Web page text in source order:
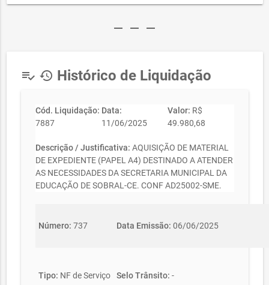
remove remove remove
playlist_add_check history Histórico de Liquidação
Cód. Liquidação:
7887
Data:
11/06/2025
Valor: R$
49.980,68
Descrição / Justificativa: AQUISIÇÃO DE MATERIAL
DE EXPEDIENTE (PAPEL A4) DESTINADO A ATENDER
AS NECESSIDADES DA SECRETARIA MUNICIPAL DA
EDUCAÇÃO DE SOBRAL-CE. CONF AD25002-SME.
Número: 737 Data Emissão: 06/06/2025
Tipo: NF de Serviço Selo Trânsito: -